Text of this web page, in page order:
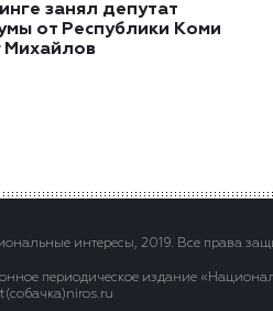
занял депутат
от Республики Коми
Михайлов
интересы, 2019. Все права
периодическое издание